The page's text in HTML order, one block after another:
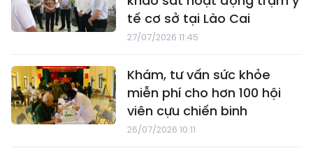
tế cơ sở tại Lào Cai
27/07/2026 11:45
Khám, tư vấn sức khỏe
miễn phí cho hơn 100 hội
viên cựu chiến binh
26/07/2026 10:11